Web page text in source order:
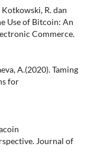
R. dan
Use of Bitcoin: An
Commerce.
A.(2020). Taming
for
Journal of